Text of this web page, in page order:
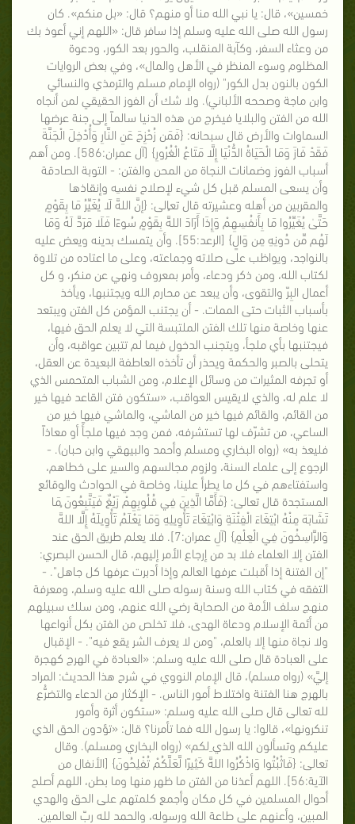
خمسين»، قال: يا نبي الله منا أو منهم؟ قال: «بل منكم». كان
رسول الله صلى الله عليه وسلم إذا سافر قال: «اللهم إني أعوذ بك
من وعثاء السفر، وكآبة المنقلب، والحور بعد الكور، ودعوة
المظلوم وسوء المنظر في الأهل والمال»، وفي بعض الروايات
الكون بالنون بدل الكور" (رواه الإمام مسلم والترمذي والنسائي
وابن ماجة وصححه الألباني). ولا شك أن الفوز الحقيقي لمن أنجاه
الله من الفتن والبلايا فيخرج من هذه الدنيا سالماً إلى جنة عرضها
السماوات والأرض قال سبحانه: {فَمَن زُحْزِحَ عَنِ النَّارِ وَأُدْخِلَ الْجَنَّةَ
فَقَدْ فَازَ وَمَا الْحَيَاةُ الدُّنْيَا إِلَّا مَتَاعُ الْغُرُورِ} [آل عمران:586]. ومن أهم
أسباب الفوز وضمانات النجاة من المحن والفتن: - التوبة الصادقة
وأن يسعى المسلم قبل كل شيء لإصلاح نفسه وإنقاذها
والمقربين من أهله وعشيرته قال تعالى: {إنَّ اللهََّ لَا يُغَيِّرُ مَا بِقَوْمٍ
حَتَّىٰ يُغَيِّرُوا مَا بِأَنفُسِهِمْ وَإِذَا أَرَادَ اللهَُّ بِقَوْمٍ سُوءًا فَلَا مَرَدَّ لَهُ وَمَا
لَهُم مِّن دُونِهِ مِن وَالٍ} [الرعد:55]. وأن يتمسك بدينه ويعض عليه
بالنواجد، ويواظب على صلاته وجماعته، وعلى ما اعتاده من تلاوة
لكتاب الله، ومن ذكر ودعاء، وأمر بمعروف ونهي عن منكر، و كل
أعمال البِرّ والتقوى، وأن يبعد عن محارم الله ويجتنبها، ويأخذ
بأسباب الثبات حتى الممات. - أن يجتنب المؤمن كل الفتن ويبتعد
عنها وخاصة منها تلك الفتن الملتبسة التي لا يعلم الحق فيها،
فيجتنبها بأي ملجأ، ويتجنب الدخول فيما لم تتبين عواقبه، وأن
يتحلى بالصبر والحكمة ويحذر أن تأخذه العاطفة البعيدة عن العقل،
أو تجرفه المثيرات من وسائل الإعلام، ومن الشباب المتحمس الذي
لا علم له، والذي لايقيس العواقب، «ستكون فتن القاعد فيها خير
من القائم، والقائم فيها خير من الماشي، والماشي فيها خير من
الساعي، من تشرّف لها تستشرفه، فمن وجد فيها ملجأً أو معاذاً
فليعذ به» (رواه البخاري ومسلم وأحمد والبيهقي وابن حبان). -
الرجوع إلى علماء السنة، ولزوم مجالسهم والسير على خطاهم،
واستفتاءهم في كل ما يطرأ علينا، وخاصة في الحوادث والوقائع
المستجدة قال تعالى: {فَأَمَّا الَّذِينَ فِي قُلُوبِهِمْ زَيْغٌ فَيَتَّبِعُونَ مَا
تَشَابَهَ مِنْهُ ابْتِغَاءَ الْفِتْنَةِ وَابْتِغَاءَ تَأْوِيلِهِ وَمَا يَعْلَمُ تَأْوِيلَهُ إِلَّا اللهَُّ
وَالرَّاسِخُونَ فِي الْعِلْمِ} [آلِ عمران:7]. فلا يعلم طريق الحق عند
الفتن إلا العلماء فلا بد من إرجاع الأمر إليهم، قال الحسن البصري:
"إن الفتنة إذا أقبلت عرفها العالم وإذا أدبرت عرفها كل جاهل". -
التفقه في كتاب الله وسنة رسوله صلى الله عليه وسلم، ومعرفة
منهج سلف الأمة من الصحابة رضي الله عنهم، ومن سلك سبيلهم
من أئمة الإسلام ودعاة الهدى، فلا تخلص من الفتن بكل أنواعها
ولا نجاة منها إلا بالعلم، "ومن لا يعرف الشر يقع فيه". - الإقبال
على العبادة قال صلى الله عليه وسلم: «العبادة في الهرج كهجرة
إليَّ» (رواه مسلم)، قال الإمام النووي في شرح هذا الحديث: المراد
بالهرج هنا الفتنة واختلاط أمور الناس. - الإكثار من الدعاء والتضرُّع
لله تعالى قال صلى الله عليه وسلم: «ستكون أثرة وأمور
تنكرونها»، قالوا: يا رسول الله فما تأمرنا؟ قال: «تؤدون الحق الذي
عليكم وتسألون الله الذي لكم» (رواه البخاري ومسلم). وقال
تعالى: {فَاثْبُتُوا وَاذْكُرُوا اللهََّ كَثِيرًا لَّعَلَّكُمْ تُفْلِحُونَ} [الأنفال من
الآية:56]. اللهم أعذنا من الفتن ما ظهر منها وما بطن، اللهم أصلح
أحوال المسلمين في كل مكان وأجمع كلمتهم على الحق والهدي
المبين، وأعنهم على طاعة الله ورسوله، والحمد لله ربّ العالمين.